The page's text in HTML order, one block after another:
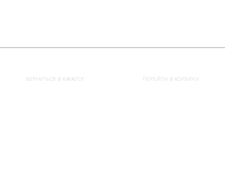
ВЕРНУТЬСЯ В КАТАЛОГ ПЕРЕЙТИ В КОРЗИНУ